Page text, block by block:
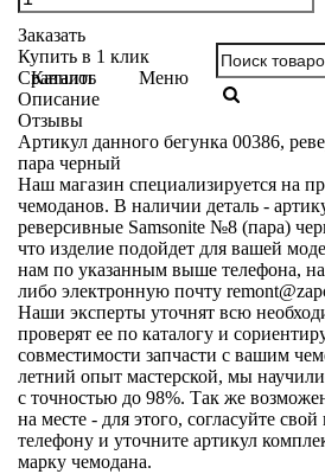
Каталог Меню
Заказать
Купить в 1 клик
Сравнить
Описание
Отзывы
Артикул данного бегунка 00386,
пара черный
Наш магазин специализируется на
чемоданов. В наличии деталь -
реверсивные Samsonite №8 (пара)
что изделие подойдет для вашей
нам по указанным выше телефона,
либо электронную почту
Наши эксперты уточнят всю
проверят ее по каталогу и
совместимости запчасти с вашим
летний опыт мастерской, мы
с точностью до 98%. Так же
на месте - для этого, согласуйте
телефону и уточните артикул
марку чемодана.